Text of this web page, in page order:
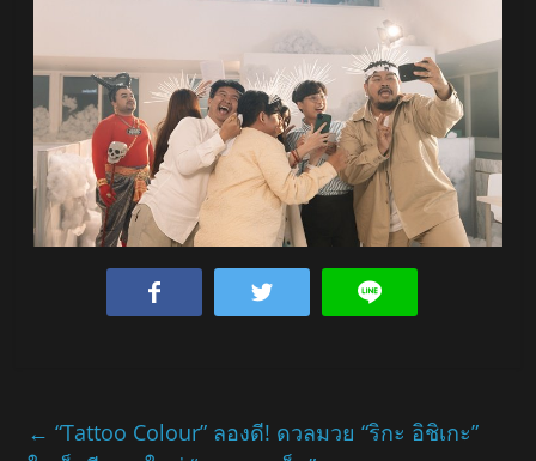
← “Tattoo Colour” ลองดี! ดวลมวย “ริกะ อิชิเกะ”